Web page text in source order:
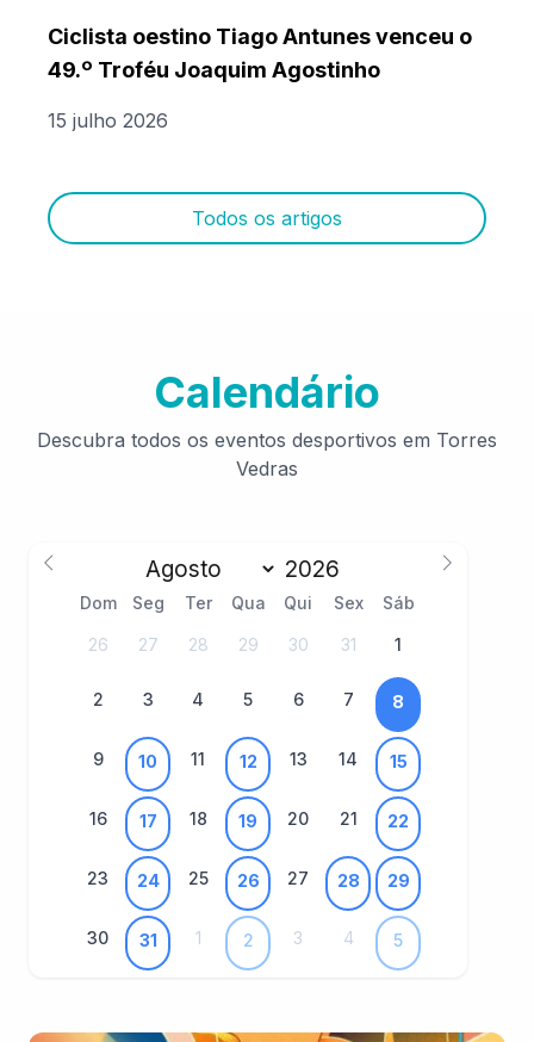
Ciclista oestino Tiago Antunes venceu o
49.º Troféu Joaquim Agostinho
15 julho 2026
Todos os artigos
Calendário
Descubra todos os eventos desportivos em Torres
Vedras
Dom Seg Ter Qua Qui Sex Sáb
26 27 28 29 30 31 1
2 3 4 5 6 7 8
9 10 11 12 13 14 15
16 17 18 19 20 21 22
23 24 25 26 27 28 29
30 31 1 2 3 4 5